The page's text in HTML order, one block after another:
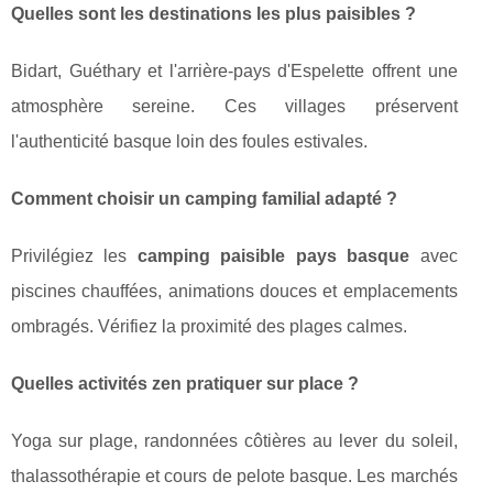
Quelles sont les destinations les plus paisibles ?
Bidart, Guéthary et l'arrière-pays d'Espelette offrent une
atmosphère sereine. Ces villages préservent
l'authenticité basque loin des foules estivales.
Comment choisir un camping familial adapté ?
Privilégiez les camping paisible pays basque avec
piscines chauffées, animations douces et emplacements
ombragés. Vérifiez la proximité des plages calmes.
Quelles activités zen pratiquer sur place ?
Yoga sur plage, randonnées côtières au lever du soleil,
thalassothérapie et cours de pelote basque. Les marchés